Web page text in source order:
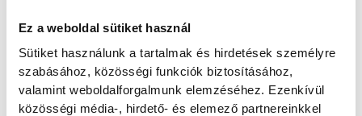
Ez a weboldal sütiket használ
Sütiket használunk a tartalmak és hirdetések személyre
szabásához, közösségi funkciók biztosításához,
valamint weboldalforgalmunk elemzéséhez. Ezenkívül
közösségi média-, hirdető- és elemező partnereinkkel
Valami óriási csapódott a
Holdba ma reggel
Rendhagyó esemény zajlott le kedden
reggel. Magyar idő szerint 8:35 körül a